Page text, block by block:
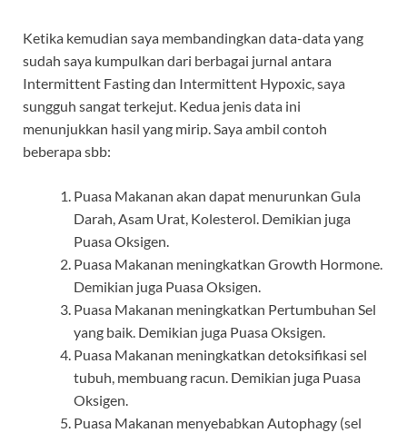
Ketika kemudian saya membandingkan data-data yang
sudah saya kumpulkan dari berbagai jurnal antara
Intermittent Fasting dan Intermittent Hypoxic, saya
sungguh sangat terkejut. Kedua jenis data ini
menunjukkan hasil yang mirip. Saya ambil contoh
beberapa sbb:
Puasa Makanan akan dapat menurunkan Gula
Darah, Asam Urat, Kolesterol. Demikian juga
Puasa Oksigen.
Puasa Makanan meningkatkan Growth Hormone.
Demikian juga Puasa Oksigen.
Puasa Makanan meningkatkan Pertumbuhan Sel
yang baik. Demikian juga Puasa Oksigen.
Puasa Makanan meningkatkan detoksifikasi sel
tubuh, membuang racun. Demikian juga Puasa
Oksigen.
Puasa Makanan menyebabkan Autophagy (sel